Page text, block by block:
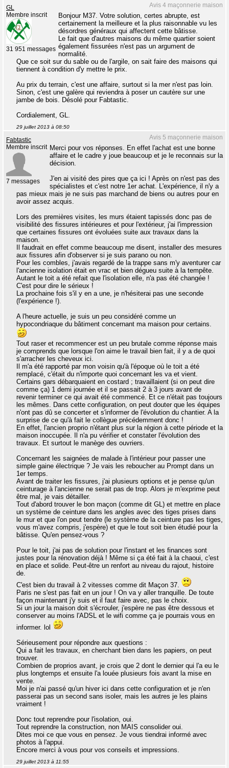
Avis 4 maçonnerie maison
GL
Membre inscrit
31 951 messages
Bonjour M37. Votre solution, certes abrupte, est
certainement la meilleure et la plus raisonnable vu les
désordres généraux qui affectent cette bâtisse.
Le fait que d'autres maisons du même quartier soient
également fissurées n'est pas un argument de
normalité.
Que ce soit sur du sable ou de l'argile, on sait faire des maisons qui
tiennent à condition d'y mettre le prix.
Au prix du terrain, c'est une affaire, surtout si la mer n'est pas loin.
Sinon, c'est une galère qui reviendra à poser un cautère sur une
jambe de bois. Désolé pour Fabtastic.
Cordialement, GL.
29 juillet 2013 à 08:50
Avis 5 maçonnerie maison
Fabtastic
Membre inscrit
7 messages
Merci pour vos réponses. En effet l'achat est une bonne
affaire et le cadre y joue beaucoup et je le reconnais sur la
décision.
J'en ai visité des pires que ça ici ! Après on n'est pas des
spécialistes et c'est notre 1er achat. L'expérience, il n'y a
pas mieux mais je ne suis pas marchand de biens ou autres pour en
avoir assez acquis.
Lors des premières visites, les murs étaient tapissés donc pas de
visibilité des fissures intérieures et pour l'extérieur, j'ai l'impression
que certaines fissures ont évoluées suite aux travaux dans la
maison.
Il faudrait en effet comme beaucoup me disent, installer des mesures
aux fissures afin d'observer si je suis parano ou non.
Pour les combles, j'avais regardé de la trappe sans m'y aventurer car
l'ancienne isolation était en vrac et bien dégueu suite à la tempête.
Autant le toit a été refait que l'isolation elle, n'a pas été changée !
C'est pour dire le sérieux !
La prochaine fois s'il y en a une, je n'hésiterai pas une seconde
(l'expérience !).
A l'heure actuelle, je suis un peu considéré comme un
hypocondriaque du bâtiment concernant ma maison pour certains.
Tout raser et recommencer est un peu brutale comme réponse mais
je comprends que lorsque l'on aime le travail bien fait, il y a de quoi
s'arracher les cheveux ici.
Il m'a été rapporté par mon voisin qu'à l'époque où le toit a été
remplacé, c'était du n'importe quoi concernant les va et vient.
Certains gars débarquaient en costard ; travaillaient (si on peut dire
comme ça) 1 demi journée et il se passait 2 à 3 jours avant de
revenir terminer ce qui avait été commencé. Et ce n'était pas toujours
les mêmes. Dans cette configuration, on peut douter que les équipes
n'ont pas dû se concerter et s'informer de l'évolution du chantier. A la
surprise de ce qu'à fait le collègue précédemment donc !
En effet, l'ancien proprio n'étant plus sur la région à cette période et la
maison inoccupée. Il n'a pu vérifier et constater l'évolution des
travaux. Et surtout le manège des ouvriers.
Concernant les saignées de malade à l'intérieur pour passer une
simple gaine électrique ? Je vais les reboucher au Prompt dans un
1er temps.
Avant de traiter les fissures, j'ai plusieurs options et je pense qu'un
ceinturage à l'ancienne ne serait pas de trop. Alors je m'exprime peut
être mal, je vais détailler.
Tout d'abord trouver le bon maçon (comme dit GL) et mettre en place
un système de ceinture dans les angles avec des tiges prises dans
le mur et que l'on peut tendre (le système de la ceinture pas les tiges,
vous m'avez compris, j'espère) et que le tout soit bien étudié pour la
bâtisse. Qu'en pensez-vous ?
Pour le toit, j'ai pas de solution pour l'instant et les finances sont
justes pour la rénovation déjà ! Même si ça été fait à la chaoui, c'est
en place et solide. Peut-être un renfort au niveau du rajout, histoire
de.
C'est bien du travail à 2 vitesses comme dit Maçon 37.
Paris ne s'est pas fait en un jour ! On va y aller tranquille. De toute
façon maintenant j'y suis et il faut faire avec, pas le choix.
Si un jour la maison doit s'écrouler, j'espère ne pas être dessous et
conserver au moins l'ADSL et le wifi comme ça je pourrais vous en
informer. lol
Sérieusement pour répondre aux questions :
Qui a fait les travaux, en cherchant bien dans les papiers, on peut
trouver.
Combien de proprios avant, je crois que 2 dont le dernier qui l'a eu le
plus longtemps et ensuite l'a louée plusieurs fois avant la mise en
vente.
Moi je n'ai passé qu'un hiver ici dans cette configuration et je n'en
passerai pas un second sans isoler, mais les autres je les plains
vraiment !
Donc tout reprendre pour l'isolation, oui.
Tout reprendre la construction, non MAIS consolider oui.
Dites moi ce que vous en pensez. Je vous tiendrai informé avec
photos à l'appui.
Encore merci à vous pour vos conseils et impressions.
29 juillet 2013 à 11:55